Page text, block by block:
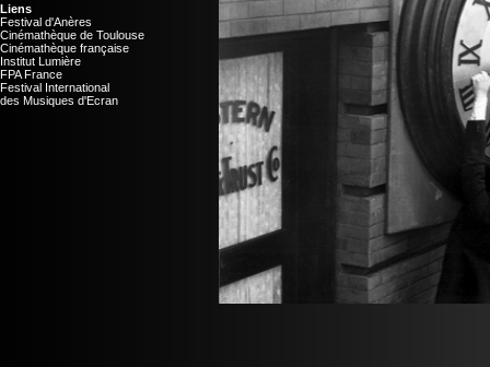
Liens
Festival d'Anères
Cinémathèque de Toulouse
Cinémathèque française
Institut Lumière
FPA France
Festival International
des Musiques d'Ecran